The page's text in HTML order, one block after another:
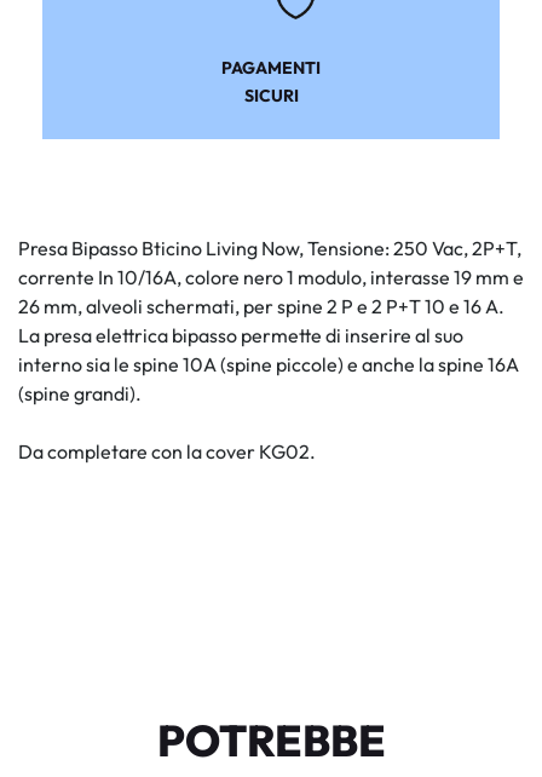
PAGAMENTI
SICURI
Presa Bipasso Bticino Living Now, Tensione: 250 Vac, 2P+T,
corrente In 10/16A, colore nero 1 modulo, interasse 19 mm e
26 mm, alveoli schermati, per spine 2 P e 2 P+T 10 e 16 A.
La presa elettrica bipasso permette di inserire al suo
interno sia le spine 10A (spine piccole) e anche la spine 16A
(spine grandi).
Da completare con la cover KG02.
POTREBBE